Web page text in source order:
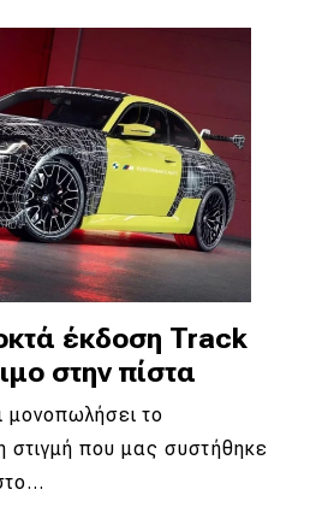
έκδοση Track
στην πίστα
μονοπωλήσει το
στιγμή που μας συστήθηκε